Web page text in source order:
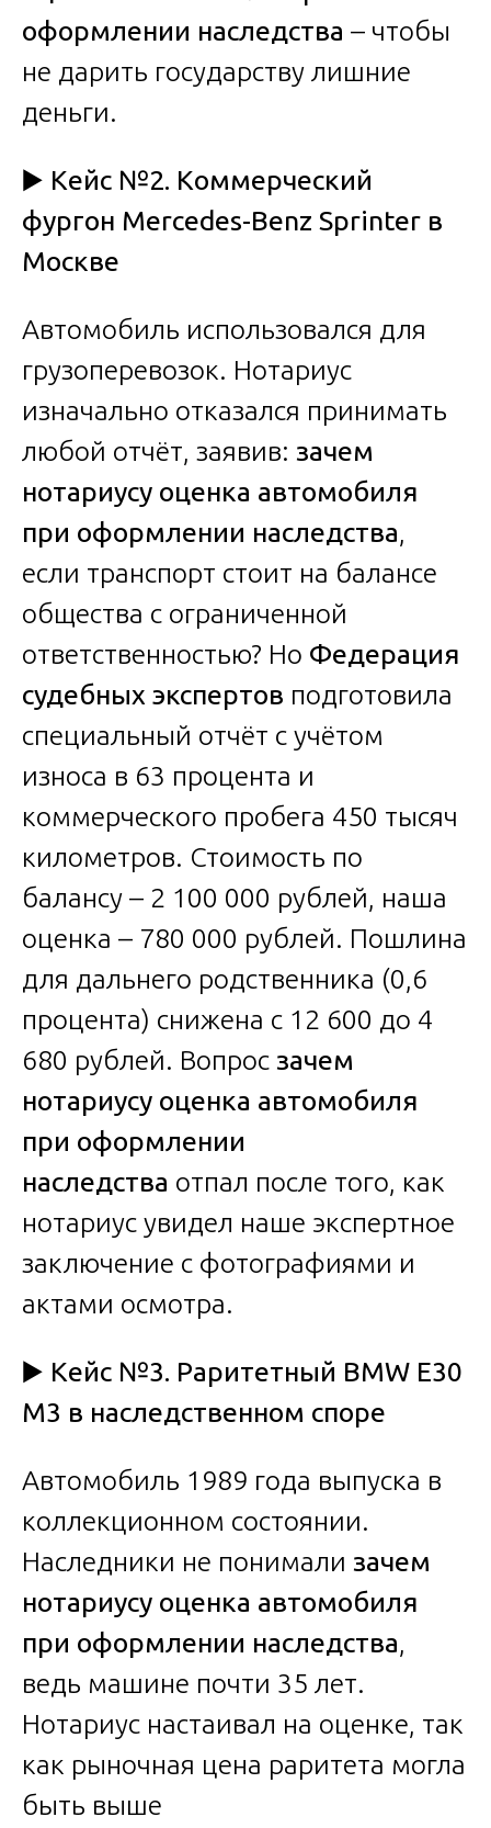
оформлении наследства – чтобы
не дарить государству лишние
деньги.
▶️ Кейс №2. Коммерческий
фургон Mercedes-Benz Sprinter в
Москве
Автомобиль использовался для
грузоперевозок. Нотариус
изначально отказался принимать
любой отчёт, заявив: зачем
нотариусу оценка автомобиля
при оформлении наследства,
если транспорт стоит на балансе
общества с ограниченной
ответственностью? Но Федерация
судебных экспертов подготовила
специальный отчёт с учётом
износа в 63 процента и
коммерческого пробега 450 тысяч
километров. Стоимость по
балансу – 2 100 000 рублей, наша
оценка – 780 000 рублей. Пошлина
для дальнего родственника (0,6
процента) снижена с 12 600 до 4
680 рублей. Вопрос зачем
нотариусу оценка автомобиля
при оформлении
наследства отпал после того, как
нотариус увидел наше экспертное
заключение с фотографиями и
актами осмотра.
▶️ Кейс №3. Раритетный BMW E30
M3 в наследственном споре
Автомобиль 1989 года выпуска в
коллекционном состоянии.
Наследники не понимали зачем
нотариусу оценка автомобиля
при оформлении наследства,
ведь машине почти 35 лет.
Нотариус настаивал на оценке, так
как рыночная цена раритета могла
быть выше